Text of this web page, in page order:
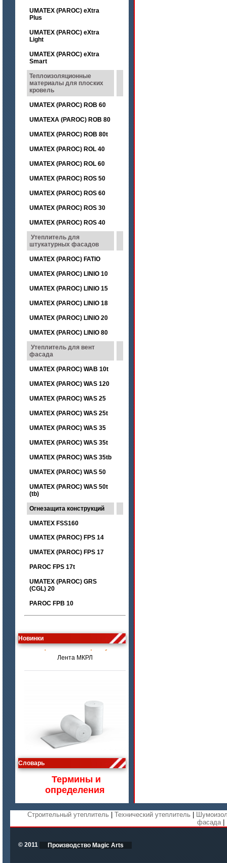
UMATEX (PAROC) eXtra
Plus
UMATEX (PAROC) eXtra
Light
UMATEX (PAROC) eXtra
Smart
Теплоизоляционные
материалы для плоских
кровель
UMATEX (PAROC) ROB 60
UMATEXA (PAROC) ROB 80
UMATEX (PAROC) ROB 80t
UMATEX (PAROC) ROL 40
UMATEX (PAROC) ROL 60
UMATEX (PAROC) ROS 50
UMATEX (PAROC) ROS 60
UMATEX (PAROC) ROS 30
UMATEX (PAROC) ROS 40
Утеплитель для
штукатурных фасадов
UMATEX (PAROC) FATIO
UMATEX (PAROC) LINIO 10
UMATEX (PAROC) LINIO 15
UMATEX (PAROC) LINIO 18
UMATEX (PAROC) LINIO 20
UMATEX (PAROC) LINIO 80
Утеплитель для вент
фасада
UMATEX (PAROC) WAB 10t
UMATEX (PAROC) WAS 120
UMATEX (PAROC) WAS 25
UMATEX (PAROC) WAS 25t
UMATEX (PAROC) WAS 35
UMATEX (PAROC) WAS 35t
UMATEX (PAROC) WAS 35tb
UMATEX (PAROC) WAS 50
UMATEX (PAROC) WAS 50t
(tb)
Огнезащита конструкций
UMATEX FSS160
UMATEX (PAROC) FPS 14
UMATEX (PAROC) FPS 17
PAROC FPS 17t
UMATEX (PAROC) GRS
(CGL) 20
PAROC FPB 10
Новинки
цена по запросу
Лента МКРЛ
Изделия МКРВ-200, МКРВХ-250
Словарь
Термины и
определения
Строительный утеплитель Технический утеплитель
фасада|
© 2011 Производство Magic Arts